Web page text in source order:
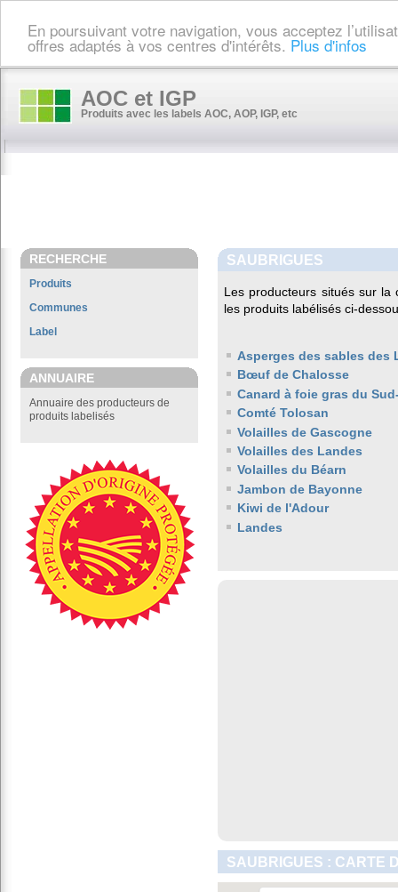
En poursuivant votre navigation, vous acceptez
offres adaptés à vos centres d'intérêts. Plus d'infos
AOC et IGP
Produits avec les labels AOC, AOP, IGP, etc
RECHERCHE
Produits
Communes
Label
ANNUAIRE
Annuaire des producteurs de
produits labelisés
SAUBRIGUES
Les producteurs situés sur la
les produits labélisés ci-
Asperges des sables des
Bœuf de Chalosse
Canard à foie gras du
Comté Tolosan
Volailles de Gascogne
Volailles des Landes
Volailles du Béarn
Jambon de Bayonne
Kiwi de l'Adour
Landes
SAUBRIGUES : CARTE